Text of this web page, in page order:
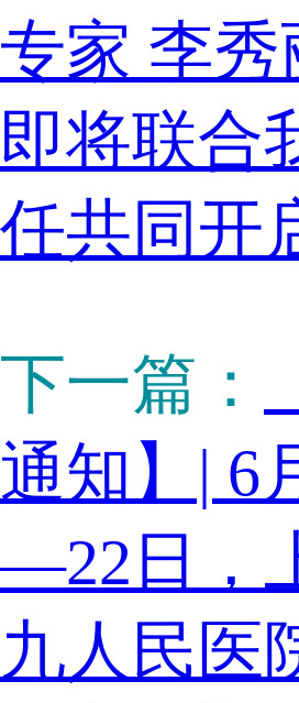
专家 李秀
即将联合
任共同开
下一篇：
通知】| 6
—22日，
九人民医